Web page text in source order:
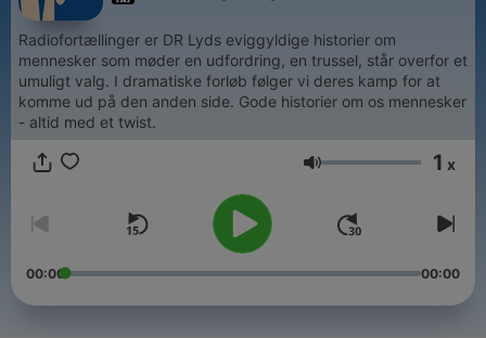
Radiofortællinger er DR Lyds eviggyldige historier om
mennesker som møder en udfordring, en trussel, står overfor et
umuligt valg. I dramatiske forløb følger vi deres kamp for at
komme ud på den anden side. Gode historier om os mennesker
- altid med et twist.
Ένταση 1 x
00:00 00:00